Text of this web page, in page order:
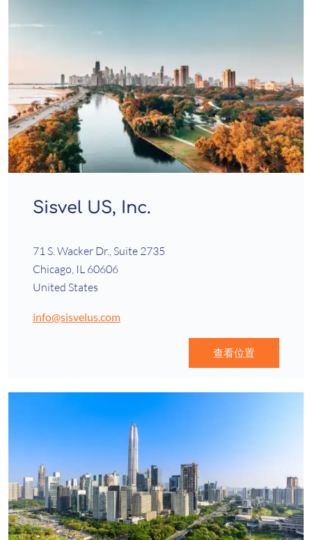
Sisvel US, Inc.
71 S. Wacker Dr., Suite 2735
Chicago, IL 60606
United States
info@sisvelus.com
查看位置